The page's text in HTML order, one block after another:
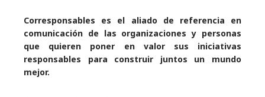
Corresponsables es el aliado de referencia en
comunicación de las organizaciones y personas
que quieren poner en valor sus iniciativas
responsables para construir juntos un mundo
mejor.